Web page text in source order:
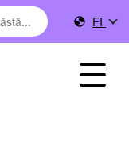
FI